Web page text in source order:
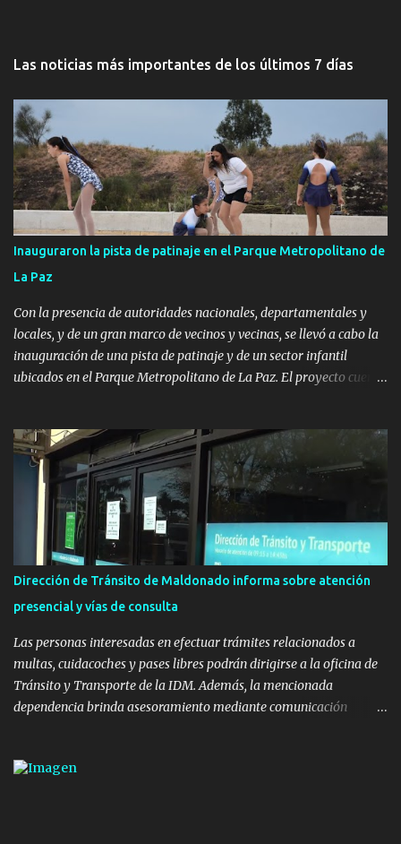
Las noticias más importantes de los últimos 7 días
Inauguraron la pista de patinaje en el Parque Metropolitano de
La Paz
Con la presencia de autoridades nacionales, departamentales y
locales, y de un gran marco de vecinos y vecinas, se llevó a cabo la
inauguración de una pista de patinaje y de un sector infantil
ubicados en el Parque Metropolitano de La Paz. El proyecto cuenta
Pública de OPP, así como aportes del Gobierno de Canelones y del
Ministerio de Transporte y Obras Públicas. La nueva
infraestructura deportiva consiste en una plataforma de 35 m por
20 m con banco de hormigón sobre sus laterales. Su destino será
polifuncional, permitiendo la práctica de patín, hockey, gimnasia y
la realización de eventos culturales. Próximo a la pista, se
instalaron juegos infantiles y equipamiento urbano (bancos de
nuevos pavimentos e iluminación. La totalidad de estas obras
implicaron una inversión estimada ...
Dirección de Tránsito de Maldonado informa sobre atención
presencial y vías de consulta
Las personas interesadas en efectuar trámites relacionados a
multas, cuidacoches y pases libres podrán dirigirse a la oficina de
Tránsito y Transporte de la IDM. Además, la mencionada
dependencia brinda asesoramiento mediante comunicación
presencial comprende los siguientes trámites: Multas: devolución